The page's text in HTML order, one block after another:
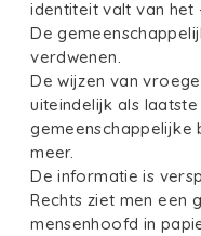
identiteit valt van het
De
verdwenen.
De wijzen van
uiteindelijk als
gemeenschappelijke
meer.
De informatie is
Rechts ziet men een
mensenhoofd in